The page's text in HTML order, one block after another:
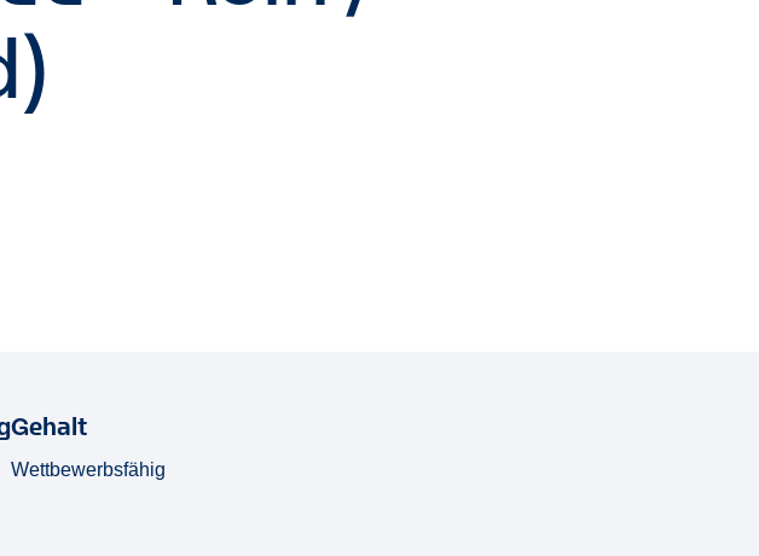
Gehalt
Wettbewerbsfähig